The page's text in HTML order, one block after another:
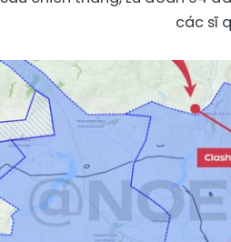
các sĩ